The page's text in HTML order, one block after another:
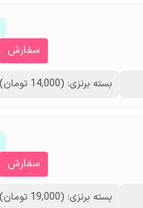
سفارش
بسته برنزی: (14,000 تومان)
سفارش
بسته برنزی: (19,000 تومان)